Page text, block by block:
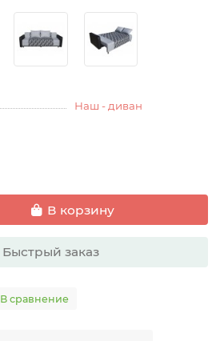
Наш - диван
В корзину
Быстрый заказ
В сравнение